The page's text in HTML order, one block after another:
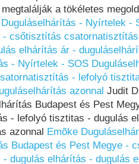
a tökéletes
- Nyírtelek -
- csőtisztítás
elhárítás ár -
- Nyírtelek - SOS
- lefolyó
azonnal Judit
Budapest és Pest
- lefolyó tisztitas - dugulás
azonnal Emõke
Budapest és Pest Megye -
dugulás elhárítás - dugulás